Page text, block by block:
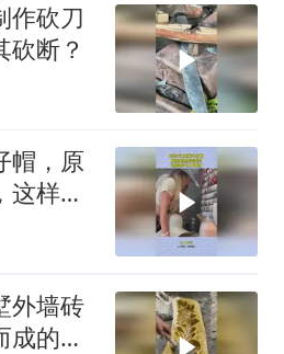
作砍刀
砍断？
帽，原
这样的
外墙砖
成的的